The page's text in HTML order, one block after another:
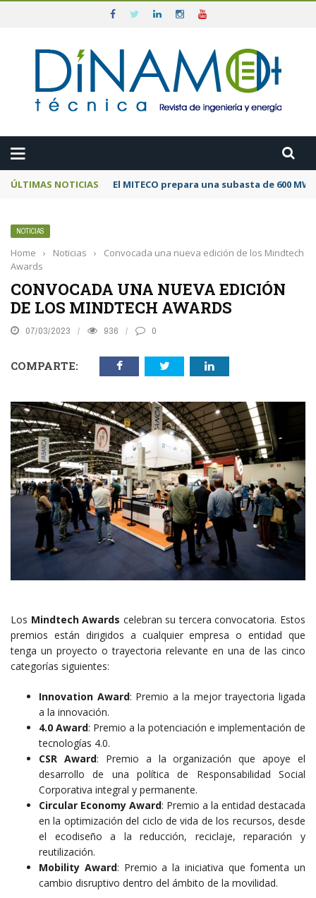
ÚLTIMAS NOTICIAS El MITECO prepara una subasta de 600
NOTICIAS
Home › Noticias ›
Convocada una nueva edición de los Mindtech
Awards
CONVOCADA UNA NUEVA EDICIÓN
DE LOS MINDTECH AWARDS
07/03/2023 936 0
COMPARTE:
Los Mindtech Awards celebran su tercera convocatoria. Estos
premios están dirigidos a cualquier empresa o entidad que
tenga un proyecto o trayectoria relevante en una de las cinco
categorías siguientes:
Innovation Award: Premio a la mejor trayectoria ligada
a la innovación.
4.0 Award: Premio a la potenciación e implementación de
tecnologías 4.0.
CSR Award: Premio a la organización que apoye el
desarrollo de una política de Responsabilidad Social
Corporativa integral y permanente.
Circular Economy Award: Premio a la entidad destacada
en la optimización del ciclo de vida de los recursos, desde
el ecodiseño a la reducción, reciclaje, reparación y
reutilización.
Mobility Award: Premio a la iniciativa que fomenta un
cambio disruptivo dentro del ámbito de la movilidad.